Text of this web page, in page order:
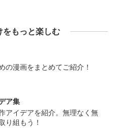
もっと楽しむ
の漫画をまとめてご紹介！
ア集
アイデアを紹介。無理なく無
り組もう！